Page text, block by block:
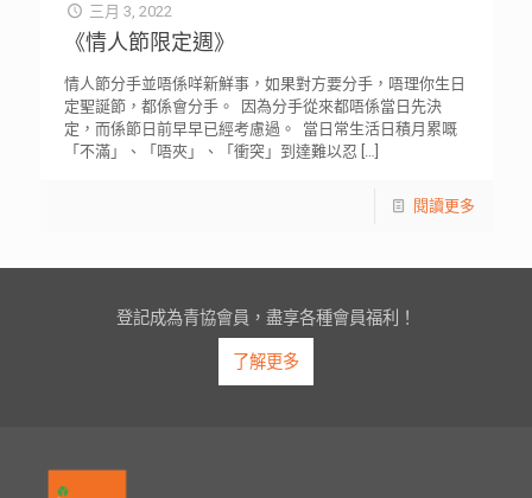
三月 3, 2022
《情人節限定週》
情人節分手並唔係咩新鮮事，如果對方要分手，唔理你生日
定聖誕節，都係會分手。 ⁡ 因為分手從來都唔係當日先決
定，而係節日前早早已經考慮過。 ⁡ 當日常生活日積月累嘅
「不滿」、「唔夾」、「衝突」到達難以忍 […]
閱讀更多
登記成為青協會員，盡享各種會員福利！
了解更多